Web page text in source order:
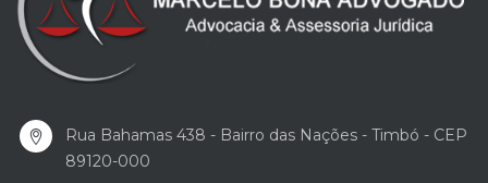
Rua Bahamas 438 - Bairro das Nações - Timbó - CEP
89120-000